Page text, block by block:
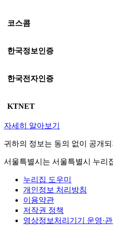
코스콤
한국정보인증
한국전자인증
KTNET
자세히 알아보기
귀하의 정보는 동의 없이 공개
서울특별시는 서울특별시 누리
누리집 도우미
개인정보 처리방침
이용약관
저작권 정책
영상정보처리기기 운영·